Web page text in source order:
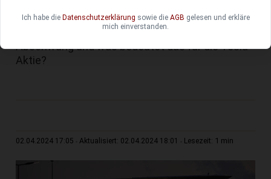
bei den Auslieferungen – ein Novum seit Beginn
der Corona-Pandemie. Was steckt hinter diesem
Abschwung und was bedeutet das für die Tesla-
Aktie?
02.04.2024 17:05 Aktualisiert: 02.04.2024 18:01 Lesezeit: 1 min
Ich habe die Datenschutzerklärung sowie die AGB gelesen und erkläre
mich einverstanden.